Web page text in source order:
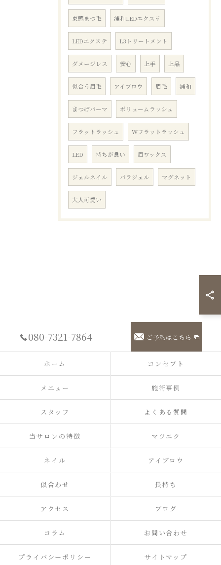
束感まつ毛 浦和LEDエクステ
LEDエクステ L3トリートメント
ダメージレス 安心 上手 上品
似合う眉毛 アイブロウ 眉毛 浦和
まつげパーマ ボリュームラッシュ
フラットラッシュ Wフラットラッシュ
LED 持ちが良い 眉ワックス
ジェルネイル パラジェル マグネット
大人可愛い
080-7321-7864 ご予約はこちら
ホーム コンセプト
メニュー 施術事例
スタッフ よくある質問
当サロンの特徴 マツエク
ネイル アイブロウ
似合わせ 長持ち
アクセス ブログ
コラム お問い合わせ
プライバシーポリシー サイトマップ